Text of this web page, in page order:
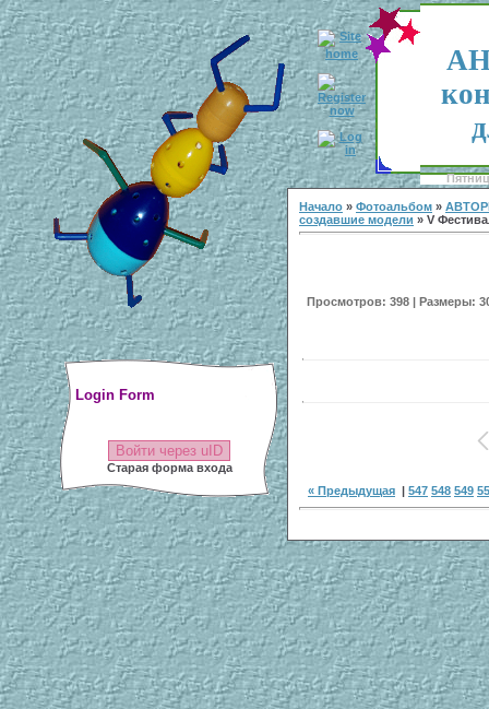
Login Form
Войти через uID
Старая форма входа
Начало » Фотоальбом »
создавшие модели » V
Просмотров: 398 | Размеры:
« Предыдущая | 547 548 549